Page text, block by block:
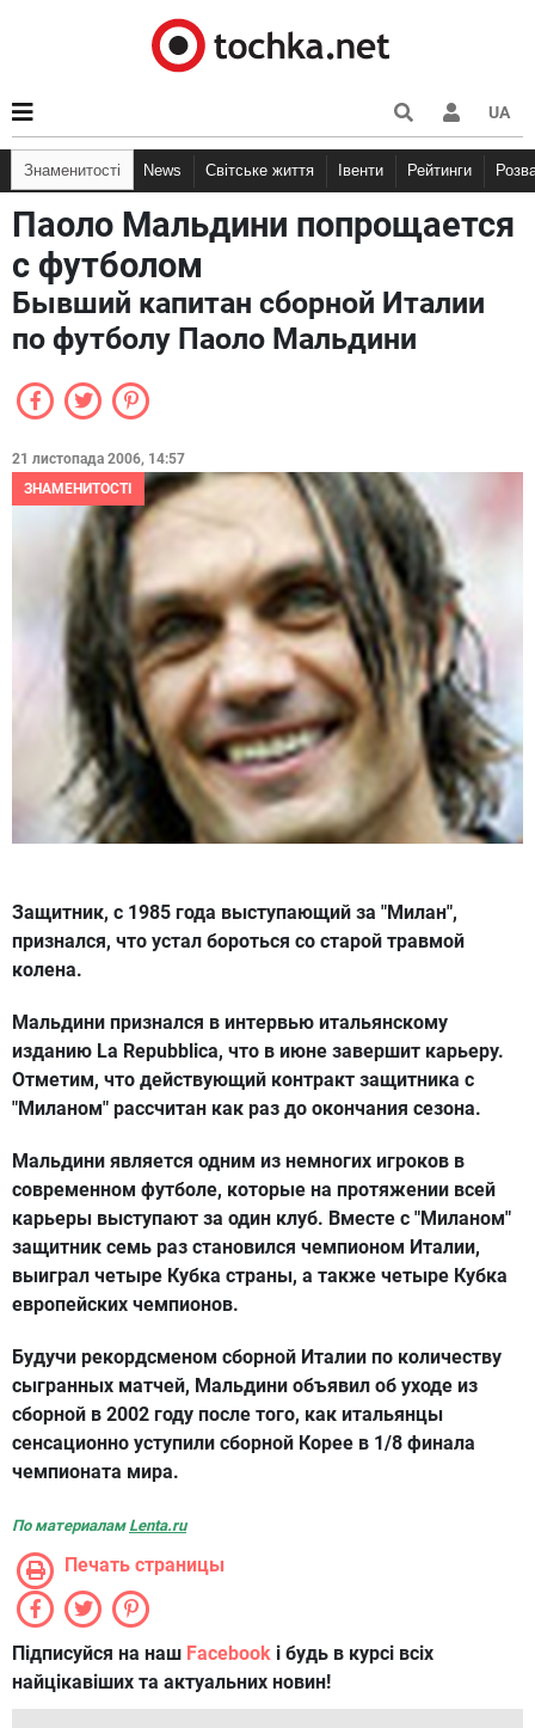
UA
Знаменитості News Світське життя Івенти Рейтинги
Паоло Мальдини попрощается
с футболом
Бывший капитан сборной Италии
по футболу Паоло Мальдини
21 листопада 2006, 14:57
ЗНАМЕНИТОСТІ
Защитник, с 1985 года выступающий за "Милан",
признался, что устал бороться со старой травмой
колена.
Мальдини признался в интервью итальянскому
изданию La Repubblica, что в июне завершит карьеру.
Отметим, что действующий контракт защитника с
"Миланом" рассчитан как раз до окончания сезона.
Мальдини является одним из немногих игроков в
современном футболе, которые на протяжении всей
карьеры выступают за один клуб. Вместе с "Миланом"
защитник семь раз становился чемпионом Италии,
выиграл четыре Кубка страны, а также четыре Кубка
европейских чемпионов.
Будучи рекордсменом сборной Италии по количеству
сыгранных матчей, Мальдини объявил об уходе из
сборной в 2002 году после того, как итальянцы
сенсационно уступили сборной Корее в 1/8 финала
чемпионата мира.
По материалам Lenta.ru
Печать страницы
Підписуйся на наш Facebook і будь в курсі всіх
найцікавіших та актуальних новин!